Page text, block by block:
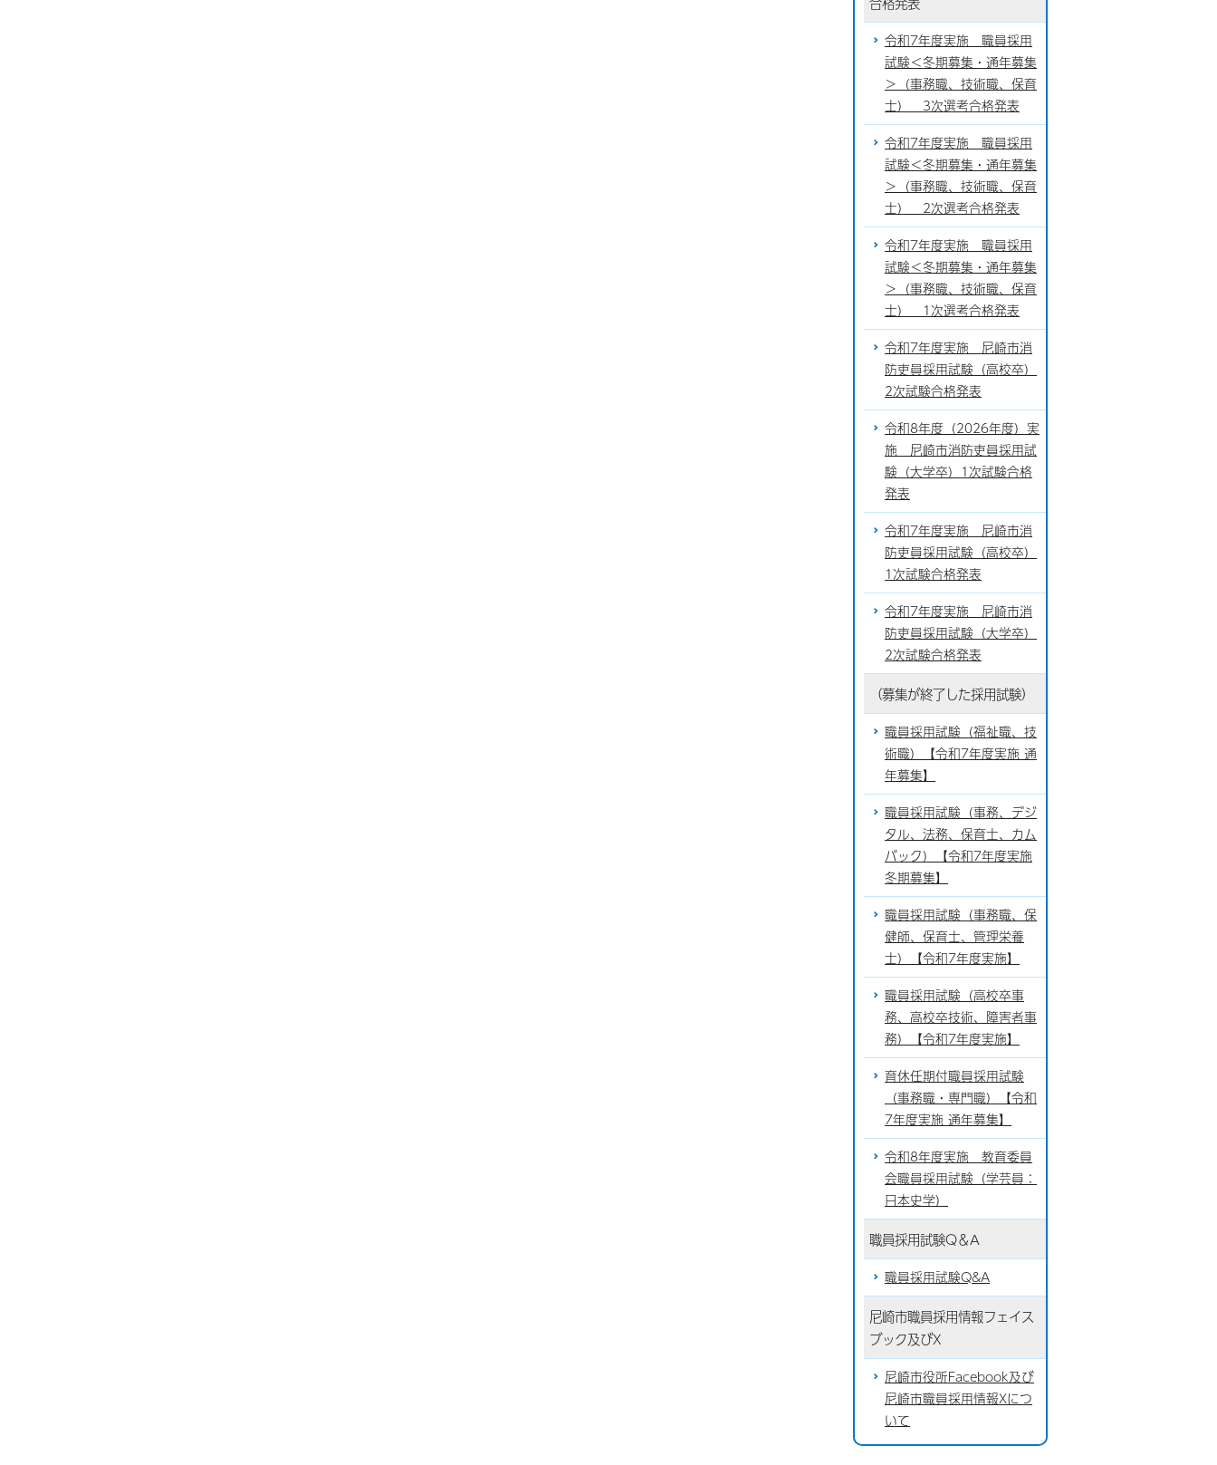
令和7年度実施 職員採用
試験＜冬期募集・通年募集
＞（事務職、技術職、保育
士） 3次選考合格発表
令和7年度実施 職員採用
試験＜冬期募集・通年募集
＞（事務職、技術職、保育
士） 2次選考合格発表
令和7年度実施 職員採用
試験＜冬期募集・通年募集
＞（事務職、技術職、保育
士） 1次選考合格発表
令和7年度実施 尼崎市消
防吏員採用試験（高校卒）
2次試験合格発表
令和8年度（2026年度）実
施 尼崎市消防吏員採用試
験（大学卒）1次試験合格
発表
令和7年度実施 尼崎市消
防吏員採用試験（高校卒）
1次試験合格発表
令和7年度実施 尼崎市消
防吏員採用試験（大学卒）
2次試験合格発表
（募集が終了した採用試験）
職員採用試験（福祉職、技
術職）【令和7年度実施 通
年募集】
職員採用試験（事務、デジ
タル、法務、保育士、カム
バック）【令和7年度実施
冬期募集】
職員採用試験（事務職、保
健師、保育士、管理栄養
士）【令和7年度実施】
職員採用試験（高校卒事
務、高校卒技術、障害者事
務）【令和7年度実施】
育休任期付職員採用試験
（事務職・専門職）【令和
7年度実施 通年募集】
令和8年度実施 教育委員
会職員採用試験（学芸員：
日本史学）
職員採用試験Q＆A
職員採用試験Q&A
尼崎市職員採用情報フェイス
ブック及びX
尼崎市役所Facebook及び
尼崎市職員採用情報Xにつ
いて